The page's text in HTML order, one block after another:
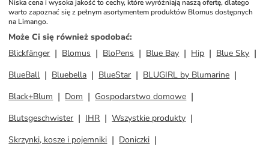
Niska cena i wysoka jakość to cechy, które wyróżniają naszą ofertę, dlatego
warto zapoznać się z pełnym asortymentem produktów Blomus dostępnych
na Limango.
Może Ci się również spodobać:
Blickfänger
Blomus BloPens Blue Bay Hip
Blue Sky
BlueBall
Bluebella BlueStar
BLUGIRL by Blumarine
Black+Blum
Dom
Gospodarstwo domowe
Blutsgeschwister
IHR
Wszystkie produkty
Skrzynki, kosze i pojemniki
Doniczki